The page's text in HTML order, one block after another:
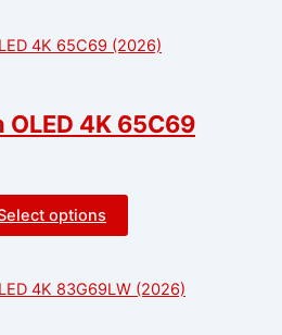
OLED 4K 65C69
options